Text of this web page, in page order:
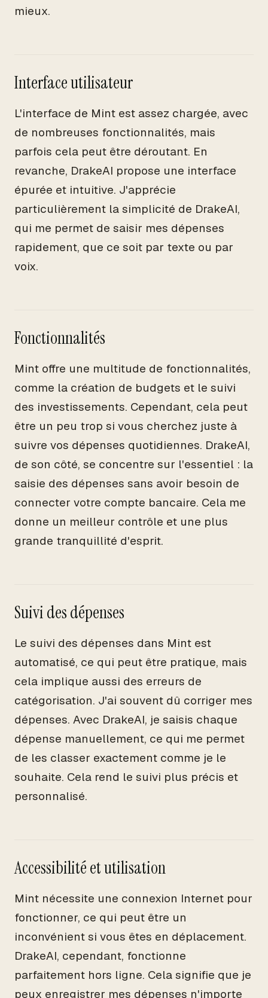
mieux.
Interface utilisateur
L'interface de Mint est assez chargée, avec
de nombreuses fonctionnalités, mais
parfois cela peut être déroutant. En
revanche, DrakeAI propose une interface
épurée et intuitive. J'apprécie
particulièrement la simplicité de DrakeAI,
qui me permet de saisir mes dépenses
rapidement, que ce soit par texte ou par
voix.
Fonctionnalités
Mint offre une multitude de fonctionnalités,
comme la création de budgets et le suivi
des investissements. Cependant, cela peut
être un peu trop si vous cherchez juste à
suivre vos dépenses quotidiennes. DrakeAI,
de son côté, se concentre sur l'essentiel : la
saisie des dépenses sans avoir besoin de
connecter votre compte bancaire. Cela me
donne un meilleur contrôle et une plus
grande tranquillité d'esprit.
Suivi des dépenses
Le suivi des dépenses dans Mint est
automatisé, ce qui peut être pratique, mais
cela implique aussi des erreurs de
catégorisation. J'ai souvent dû corriger mes
dépenses. Avec DrakeAI, je saisis chaque
dépense manuellement, ce qui me permet
de les classer exactement comme je le
souhaite. Cela rend le suivi plus précis et
personnalisé.
Accessibilité et utilisation
Mint nécessite une connexion Internet pour
fonctionner, ce qui peut être un
inconvénient si vous êtes en déplacement.
DrakeAI, cependant, fonctionne
parfaitement hors ligne. Cela signifie que je
peux enregistrer mes dépenses n'importe